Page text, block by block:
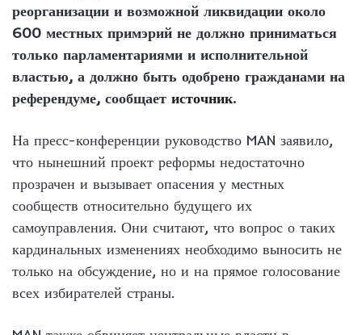
реорганизации и возможной ликвидации около
600 местных примэрий не должно приниматься
только парламентариями и исполнительной
властью, а должно быть одобрено гражданами на
референдуме, сообщает источник.
На пресс-конференции руководство MAN заявило,
что нынешний проект реформы недостаточно
прозрачен и вызывает опасения у местных
сообществ относительно будущего их
самоуправления. Они считают, что вопрос о таких
кардинальных изменениях необходимо выносить не
только на обсуждение, но и на прямое голосование
всех избирателей страны.